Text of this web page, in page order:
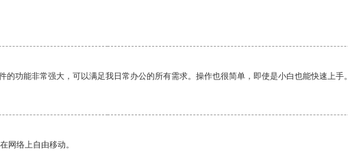
功能非常强大，可以满足我日常办公的所有需求。操作也很简单，即使是小白也能快速上手。
网络上自由移动。